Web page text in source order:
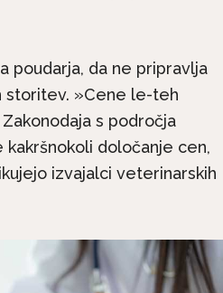
poudarja, da ne pripravlja
storitev. »Cene le-teh
s področja
določanje cen,
izvajalci veterinarskih